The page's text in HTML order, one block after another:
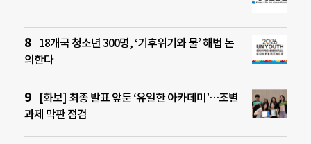
18개국 청소년 300명, ‘기후위기와 물’ 해법 논
의한다
[화보] 최종 발표 앞둔 ‘유일한 아카데미’…조별
과제 막판 점검